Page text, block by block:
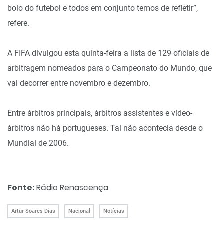
bolo do futebol e todos em conjunto temos de refletir”,
refere.
A FIFA divulgou esta quinta-feira a lista de 129 oficiais de
arbitragem nomeados para o Campeonato do Mundo, que
vai decorrer entre novembro e dezembro.
Entre árbitros principais, árbitros assistentes e vídeo-
árbitros não há portugueses. Tal não acontecia desde o
Mundial de 2006.
Fonte:Rádio Renascença
Artur Soares Dias Nacional Notícias